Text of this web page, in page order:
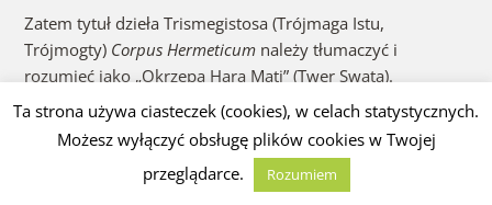
Zatem tytuł dzieła Trismegistosa (Trójmaga Istu,
Trójmogty) Corpus Hermeticumnależy tłumaczyć i
rozumieć jako „Okrzepa Hara Mati” (Twer Swąta).
„Co prowadzi szumiących Morza Burzycieli”.
Ta strona używa ciasteczek (cookies), w celach statystycznych.
Możesz wyłączyć obsługę plików cookies w Twojej
przeglądarce.
Rozumiem